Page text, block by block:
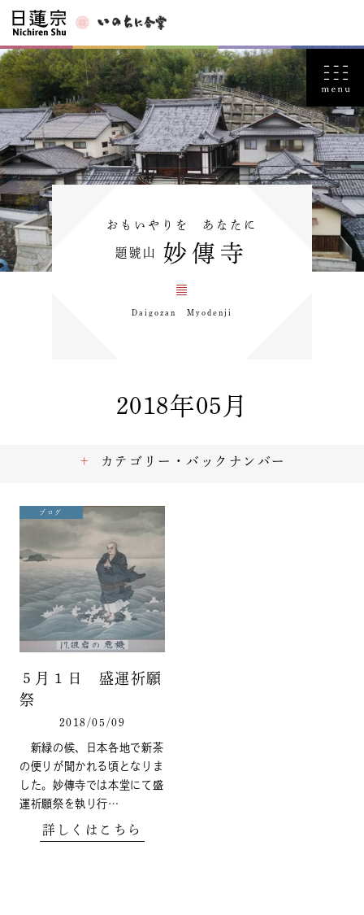
おもいやりを あなたに
題號山 妙傳寺
Daigozan Myodenji
2018年05月
ブログ
５月１日 盛運祈願
祭
2018/05/09
新緑の候、日本各地で新茶
の便りが聞かれる頃となりま
した。妙傳寺では本堂にて盛
運祈願祭を執り行…
詳しくはこちら
カテゴリー・バックナンバー